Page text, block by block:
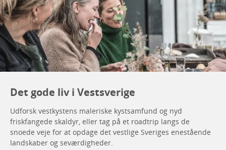
Det gode liv i Vestsverige
Udforsk vestkystens maleriske kystsamfund og nyd
friskfangede skaldyr, eller tag på et roadtrip langs de
snoede veje for at opdage det vestlige Sveriges enestående
landskaber og seværdigheder.